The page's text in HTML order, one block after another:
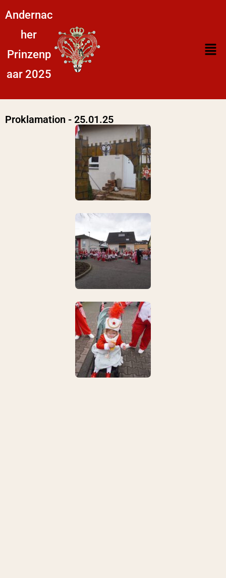
Andernac
her
Prinzenp
aar 2025
Proklamation - 25.01.25